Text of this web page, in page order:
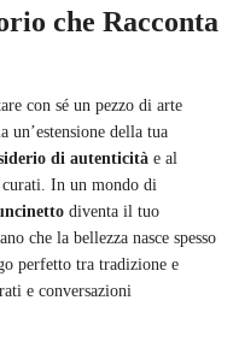
che Racconta
con sé un pezzo di arte
un’estensione della tua
di autenticità e al
In un mondo di
diventa il tuo
che la bellezza nasce spesso
perfetto tra tradizione e
e conversazioni